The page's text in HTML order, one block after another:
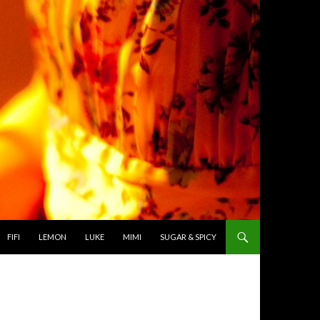
FIFI
LEMON LUKE MIMI SUGAR & SPICY